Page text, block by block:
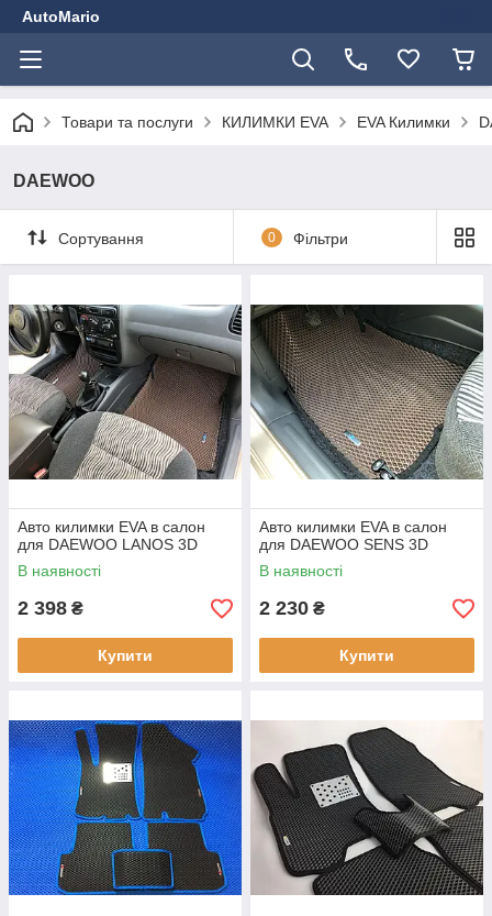
AutoMario
Товари та послуги КИЛИМКИ EVA EVA Килимки
DAEWOO
Сортування 0 Фільтри
Авто килимки EVA в салон
для DAEWOO LANOS 3D
В наявності
2 398 ₴
Купити
Авто килимки EVA в салон
для DAEWOO SENS 3D
В наявності
2 230 ₴
Купити